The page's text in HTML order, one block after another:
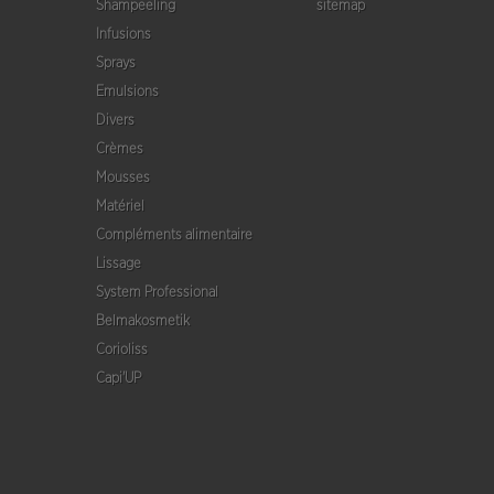
Shampeeling
Infusions
Sprays
Emulsions
Divers
Crèmes
Mousses
Matériel
Compléments alimentaire
Lissage
System Professional
Belmakosmetik
Corioliss
Capi'UP
sitemap